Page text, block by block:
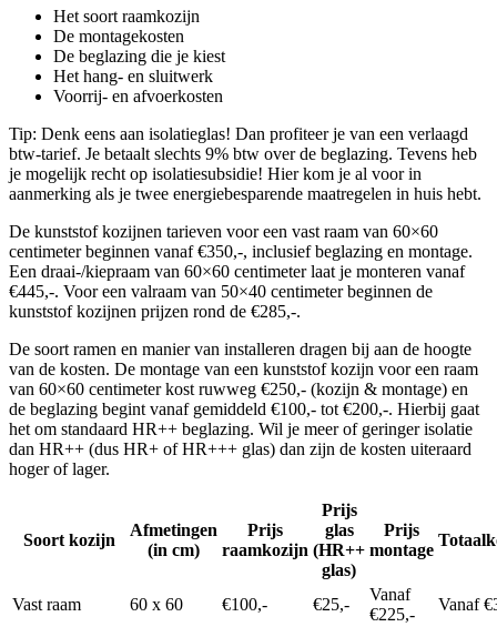
Het soort raamkozijn
De montagekosten
De beglazing die je kiest
Het hang- en sluitwerk
Voorrij- en afvoerkosten
Tip: Denk eens aan isolatieglas! Dan profiteer je van een verlaagd
btw-tarief. Je betaalt slechts 9% btw over de beglazing. Tevens heb
je mogelijk recht op isolatiesubsidie! Hier kom je al voor in
aanmerking als je twee energiebesparende maatregelen in huis hebt.
De kunststof kozijnen tarieven voor een vast raam van 60×60
centimeter beginnen vanaf €350,-, inclusief beglazing en montage.
Een draai-/kiepraam van 60×60 centimeter laat je monteren vanaf
€445,-. Voor een valraam van 50×40 centimeter beginnen de
kunststof kozijnen prijzen rond de €285,-.
De soort ramen en manier van installeren dragen bij aan de hoogte
van de kosten. De montage van een kunststof kozijn voor een raam
van 60×60 centimeter kost ruwweg €250,- (kozijn & montage) en
de beglazing begint vanaf gemiddeld €100,- tot €200,-. Hierbij gaat
het om standaard HR++ beglazing. Wil je meer of geringer isolatie
dan HR++ (dus HR+ of HR+++ glas) dan zijn de kosten uiteraard
hoger of lager.
Soort kozijn
Afmetingen
(in cm)
Prijs
raamkozijn
Prijs
glas
(HR++
glas)
Prijs
montage
Vast raam 60 x 60 €100,- €25,-
Vanaf
€225,-
Vanaf